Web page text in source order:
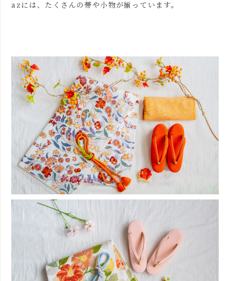
azには、たくさんの帯や小物が揃っています。